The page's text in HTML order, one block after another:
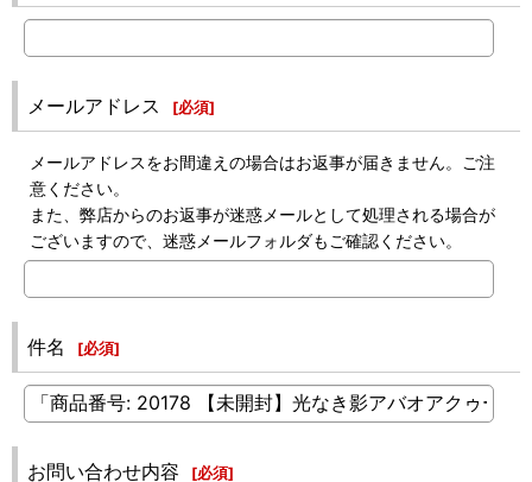
メールアドレス [必須]
メールアドレスをお間違えの場合はお返事が届きません。ご注
意ください。
また、弊店からのお返事が迷惑メールとして処理される場合が
ございますので、迷惑メールフォルダもご確認ください。
件名 [必須]
お問い合わせ内容 [必須]